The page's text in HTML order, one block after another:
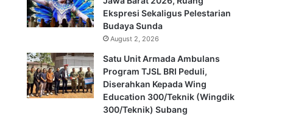
Ekspresi Sekaligus Pelestarian
Budaya Sunda
August 2, 2026
Satu Unit Armada Ambulans
Program TJSL BRI Peduli,
Diserahkan Kepada Wing
Education 300/Teknik (Wingdik
300/Teknik) Subang